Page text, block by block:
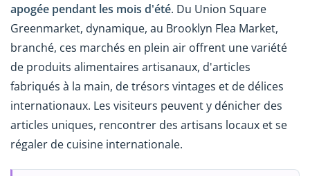
apogée pendant les mois d'été. Du Union Square
Greenmarket, dynamique, au Brooklyn Flea Market,
branché, ces marchés en plein air offrent une variété
de produits alimentaires artisanaux, d'articles
fabriqués à la main, de trésors vintages et de délices
internationaux. Les visiteurs peuvent y dénicher des
articles uniques, rencontrer des artisans locaux et se
régaler de cuisine internationale.